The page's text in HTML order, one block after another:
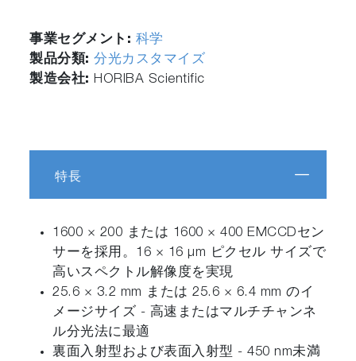
事業セグメント: 科学
製品分類:分光カスタマイズ
製造会社:HORIBA Scientific
特長
1600 × 200 または 1600 × 400 EMCCDセン
サーを採用。16 × 16 μm ピクセル サイズで
高いスペクトル解像度を実現
25.6 × 3.2 mm または 25.6 × 6.4 mm のイ
メージサイズ - 高速またはマルチチャンネ
ル分光法に最適
裏面入射型および表面入射型 - 450 nm未満